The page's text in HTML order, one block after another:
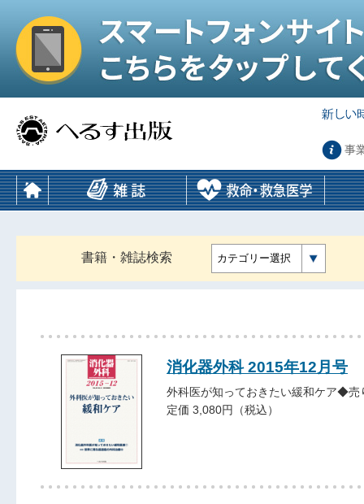
事
書籍・雑誌検索 カテゴリー選択
消化器外科 2015年12月号
外科医が知っておきたい緩和ケア◆
定価 3,080円（税込）